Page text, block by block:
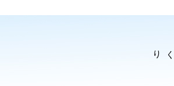
中谷農園のものづくり